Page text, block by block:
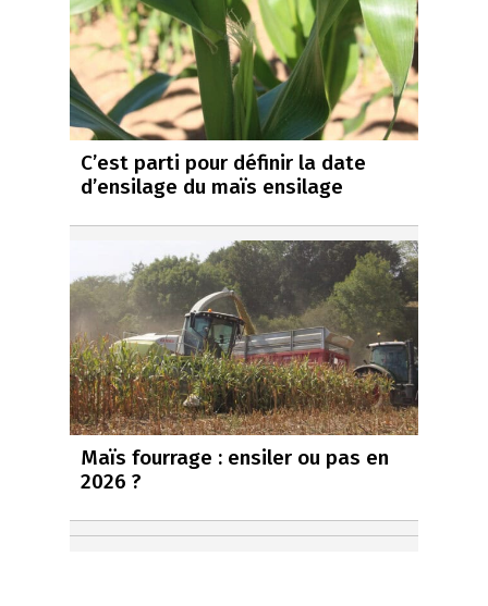
C’est parti pour définir la date
d’ensilage du maïs ensilage
Maïs fourrage : ensiler ou pas en
2026 ?